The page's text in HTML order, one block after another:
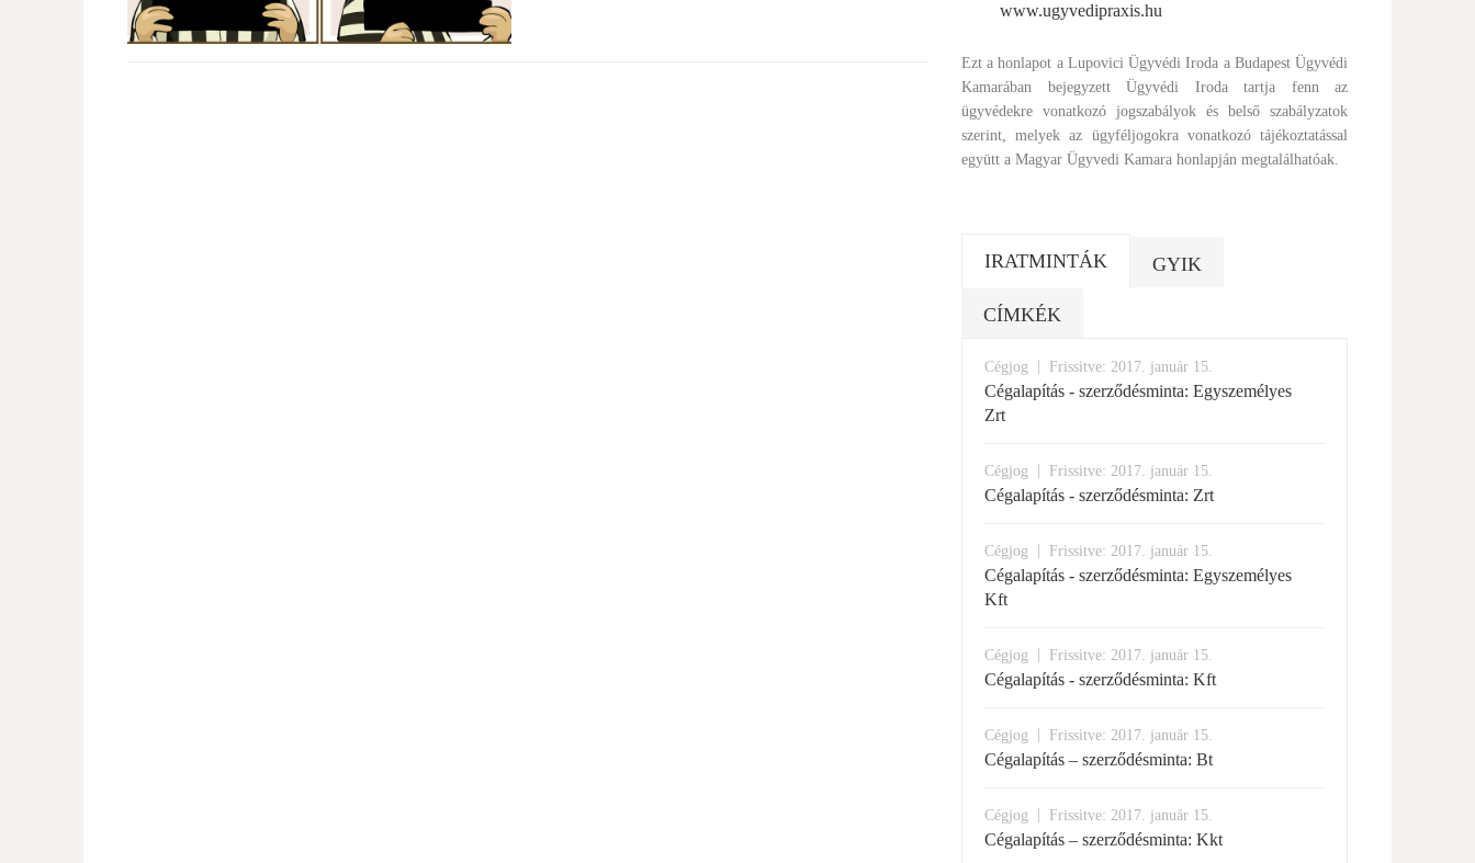
www.ugyvedipraxis.hu
Ezt a honlapot a Lupovici Ügyvédi Iroda a Budapest Ügyvédi
Kamarában bejegyzett Ügyvédi Iroda tartja fenn az
ügyvédekre vonatkozó jogszabályok és belső szabályzatok
szerint, melyek az ügyféljogokra vonatkozó tájékoztatással
együtt a Magyar Ügyvedi Kamara honlapján megtalálhatóak.
IRATMINTÁK GYIK
CÍMKÉK
Cégjog Frissitve: 2017. január 15.
Cégalapítás - szerződésminta: Egyszemélyes
Zrt
Cégjog Frissitve: 2017. január 15.
Cégalapítás - szerződésminta: Zrt
Cégjog Frissitve: 2017. január 15.
Cégalapítás - szerződésminta: Egyszemélyes
Kft
Cégjog Frissitve: 2017. január 15.
Cégalapítás - szerződésminta: Kft
Cégjog Frissitve: 2017. január 15.
Cégalapítás – szerződésminta: Bt
Cégjog Frissitve: 2017. január 15.
Cégalapítás – szerződésminta: Kkt